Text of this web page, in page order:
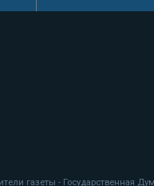
газеты - Государственная